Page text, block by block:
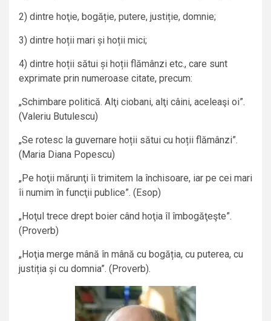
2) dintre hoţie, bogăție, putere, justiție, domnie;
3) dintre hoții mari și hoții mici;
4) dintre hoții sătui și hoții flămânzi etc., care sunt
exprimate prin numeroase citate, precum:
„Schimbare politică. Alţi ciobani, alţi câini, aceleaşi oi”.
(Valeriu Butulescu)
„Se rotesc la guvernare hoții sătui cu hoții flămânzi”.
(Maria Diana Popescu)
„Pe hoţii mărunţi îi trimitem la închisoare, iar pe cei mari
îi numim în funcţii publice”. (Esop)
„Hoţul trece drept boier când hoţia îl îmbogăţeşte”.
(Proverb)
„Hoţia merge mână în mână cu bogăția, cu puterea, cu
justiția și cu domnia”. (Proverb).